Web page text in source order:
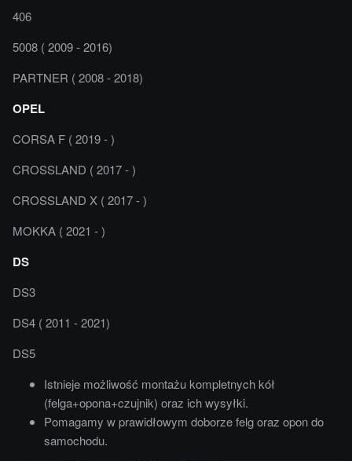
406
5008 ( 2009 - 2016)
PARTNER ( 2008 - 2018)
OPEL
CORSA F ( 2019 - )
CROSSLAND ( 2017 - )
CROSSLAND X ( 2017 - )
MOKKA ( 2021 - )
DS
DS3
DS4 ( 2011 - 2021)
DS5
Istnieje możliwość montażu kompletnych kół
(felga+opona+czujnik) oraz ich wysyłki.
Pomagamy w prawidłowym doborze felg oraz opon do
samochodu.